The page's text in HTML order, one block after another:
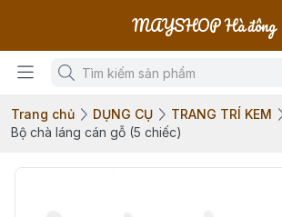
MAYSHOP Hà đông
Trang chủ DỤNG CỤ TRANG TRÍ KEM
Bộ chà láng cán gỗ (5 chiếc)